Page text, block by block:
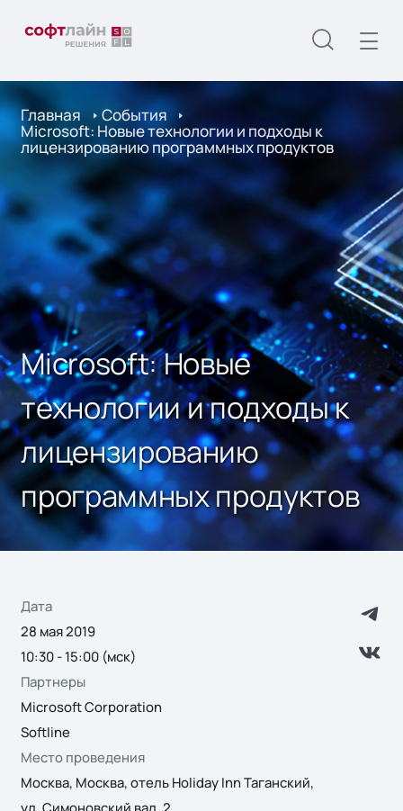
Главная События
Microsoft: Новые технологии и подходы к
лицензированию программных продуктов
Microsoft: Новые
технологии и подходы к
лицензированию
программных продуктов
Дата
28 мая 2019
10:30 - 15:00 (мск)
Партнеры
Microsoft Corporation
Softline
Место проведения
Москва, Москва, отель Holiday Inn Таганский,
ул. Симоновский вал, 2